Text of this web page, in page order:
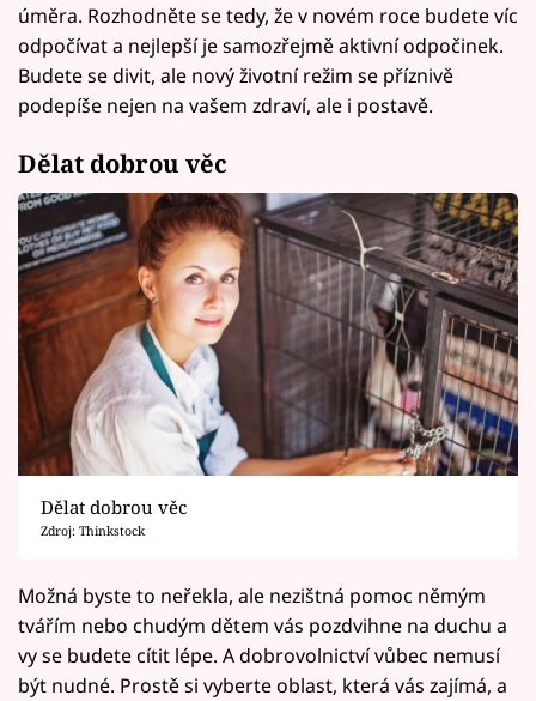
úměra. Rozhodněte se tedy, že v novém roce budete víc
odpočívat a nejlepší je samozřejmě aktivní odpočinek.
Budete se divit, ale nový životní režim se příznivě
podepíše nejen na vašem zdraví, ale i postavě.
Dělat dobrou věc
Dělat dobrou věc
Zdroj: Thinkstock
Možná byste to neřekla, ale nezištná pomoc němým
tvářím nebo chudým dětem vás pozdvihne na duchu a
vy se budete cítit lépe. A dobrovolnictví vůbec nemusí
být nudné. Prostě si vyberte oblast, která vás zajímá, a